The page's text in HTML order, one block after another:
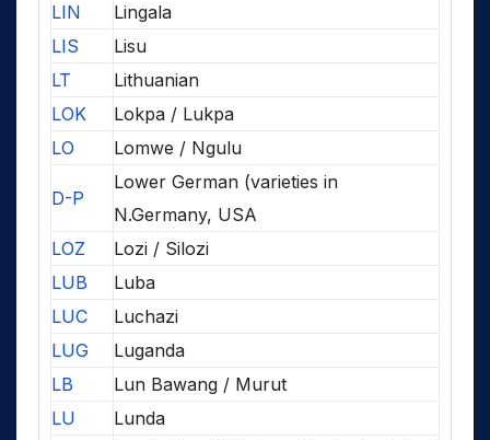
LIN
Lingala
LIS
Lisu
LT
Lithuanian
LOK
Lokpa / Lukpa
LO
Lomwe / Ngulu
D-P
Lower German (varieties in
N.Germany, USA
LOZ
Lozi / Silozi
LUB
Luba
LUC
Luchazi
LUG
Luganda
LB
Lun Bawang / Murut
LU
Lunda